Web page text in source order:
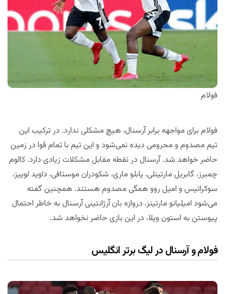
فولام
فولام برای مواجهه برابر آرسنال، هیچ مشکلی ندارد. در ترکیب این
تیم مصدوم و محرومی دیده نمی‌شود و این تیم با تمام قوا در زمین
حاضر خواهد شد. آرسنال در نقطه مقابل مشکلات زیادی دارد. کالوم
چمبرز، گابریل مارتینلی، پابلو ماری، شکودران موستافی، داوید لوییز،
سوکراتیس و امیل روو همگی مصدوم هستند. همچنین گفته
می‌شود امیلیانو مارتینز، دروازه بان آرژانتینی آرسنال به خاطر احتمال
پیوستن به استون ویلا، در این بازی حاضر نخواهد شد.
فولام و آرسنال در لیگ برتر انگلیس